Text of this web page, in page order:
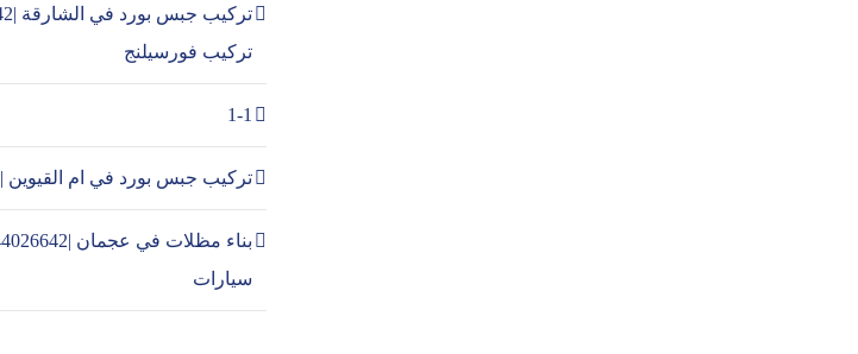
تركيب فورسيلنج
1-1
تركيب جبس بورد في ام القيوين |0544026642
سيارات